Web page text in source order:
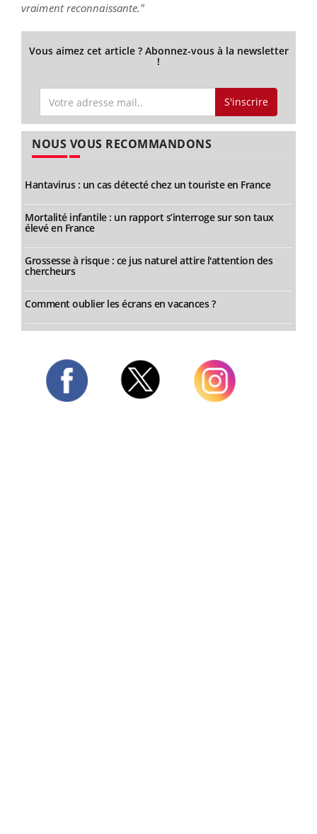
vraiment reconnaissante."
Vous aimez cet article ? Abonnez-vous à la newsletter
!
S'inscrire
NOUS VOUS RECOMMANDONS
Hantavirus : un cas détecté chez un touriste en France
Mortalité infantile : un rapport s’interroge sur son taux
élevé en France
Grossesse à risque : ce jus naturel attire l'attention des
chercheurs
Comment oublier les écrans en vacances ?